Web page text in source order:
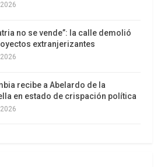
el kirchnerismo se pagaron
de dólares. No obstante lo
no se vende”: la calle demolió
extranjerizantes
recibe a Abelardo de la
en estado de crispación política